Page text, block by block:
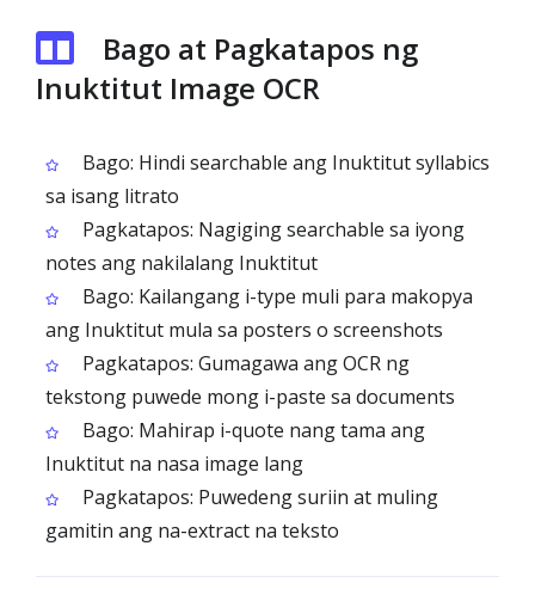
Bago at Pagkatapos ng
Inuktitut Image OCR
Bago: Hindi searchable ang Inuktitut syllabics
sa isang litrato
Pagkatapos: Nagiging searchable sa iyong
notes ang nakilalang Inuktitut
Bago: Kailangang i-type muli para makopya
ang Inuktitut mula sa posters o screenshots
Pagkatapos: Gumagawa ang OCR ng
tekstong puwede mong i-paste sa documents
Bago: Mahirap i-quote nang tama ang
Inuktitut na nasa image lang
Pagkatapos: Puwedeng suriin at muling
gamitin ang na-extract na teksto